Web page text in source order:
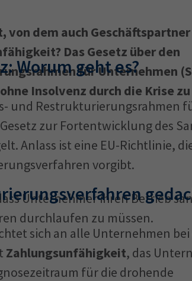
34i Betriebswirt Prüfbericht
von dem auch
Das Gesetz über den
für Unternehmen
Insolvenz durch die Krise
Worum geht es?
und Restrukturierungsrahmen
zur Fortentwicklung des
Anlass ist eine EU-Richtlinie,
vorgibt.
Unternehmer ihren Betrieb
durchlaufen zu müssen.
sich an alle Unternehmen
Zahlungsunfähigkeit, das
für die drohende